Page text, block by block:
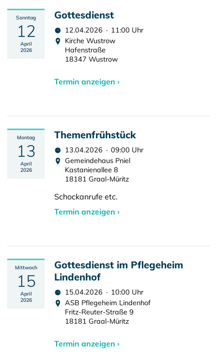
Sonntag
12
April
2026
Gottesdienst
12.04.2026 · 11:00 Uhr
Kirche Wustrow
Hafenstraße
18347 Wustrow
Termin anzeigen ›
Montag
13
April
2026
Themenfrühstück
13.04.2026 · 09:00 Uhr
Gemeindehaus Pniel
Kastanienallee 8
18181 Graal-Müritz
Schockanrufe etc.
Termin anzeigen ›
Mittwoch
15
April
2026
Gottesdienst im Pflegeheim
Lindenhof
15.04.2026 · 10:00 Uhr
ASB Pflegeheim Lindenhof
Fritz-Reuter-Straße 9
18181 Graal-Müritz
Termin anzeigen ›